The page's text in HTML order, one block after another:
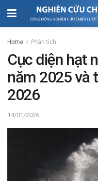
Home Phân tích
Cục diện hạt
năm 2025 và
2026
14/01/2026